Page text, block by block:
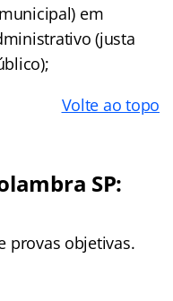
em
(justa
Volte ao topo
SP:
provas objetivas.